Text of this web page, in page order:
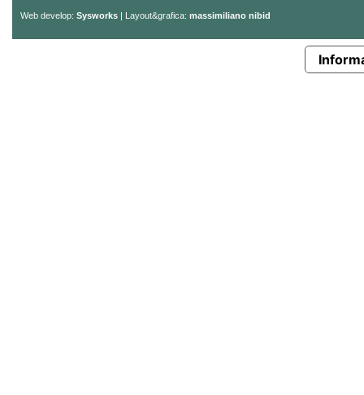
Web develop: Sysworks | Layout&grafica: massimiliano nibid